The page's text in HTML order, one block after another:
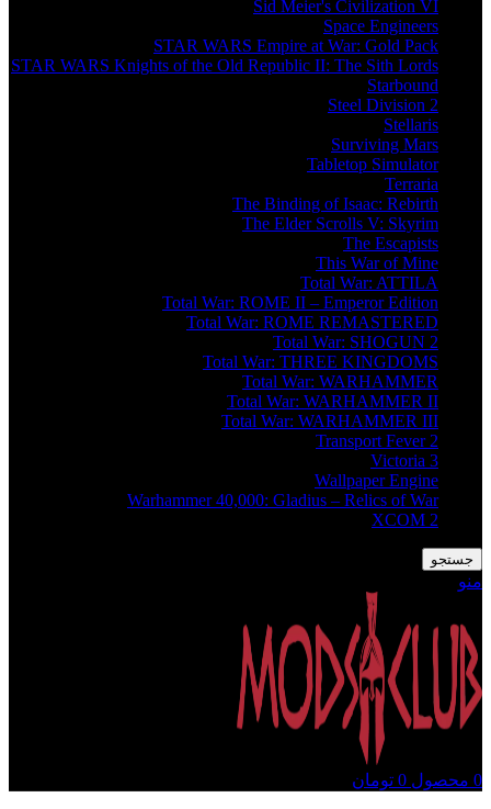
Sid Meier's Civilization VI
Space Engineers
STAR WARS Empire at War: Gold Pack
STAR WARS Knights of the Old Republic II: The Sith Lords
Starbound
Steel Division 2
Stellaris
Surviving Mars
Tabletop Simulator
Terraria
The Binding of Isaac: Rebirth
The Elder Scrolls V: Skyrim
The Escapists
This War of Mine
Total War: ATTILA
Total War: ROME II – Emperor Edition
Total War: ROME REMASTERED
Total War: SHOGUN 2
Total War: THREE KINGDOMS
Total War: WARHAMMER
Total War: WARHAMMER II
Total War: WARHAMMER III
Transport Fever 2
Victoria 3
Wallpaper Engine
Warhammer 40,000: Gladius – Relics of War
XCOM 2
جستجو
منو
0 محصول 0 تومان